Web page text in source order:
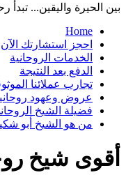
بين الحيرة واليقين...
Home
احجز استشارتك الآن
الخدمات الروحانية
الدفع بعد النتيجة
تجارب عملائنا
عروض وعهود
فضيلة الشيخ
من هو الشيخ أبو
أقوى شيخ